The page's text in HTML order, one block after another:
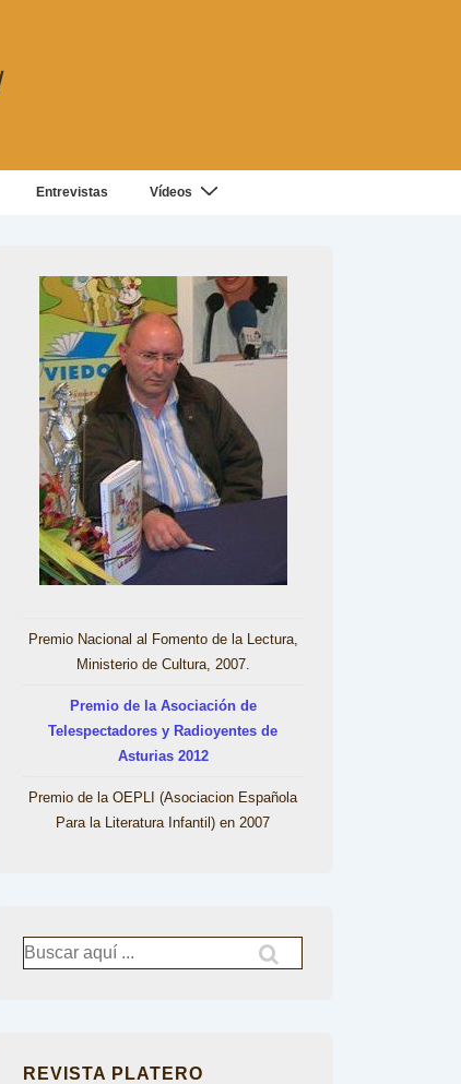
Entrevistas Vídeos
Premio Nacional al Fomento de la Lectura,
Ministerio de Cultura, 2007.
Premio de la Asociación de
Telespectadores y Radioyentes de
Asturias 2012
Premio de la OEPLI (Asociacion Española
Para la Literatura Infantil) en 2007
Buscar
por:
REVISTA PLATERO